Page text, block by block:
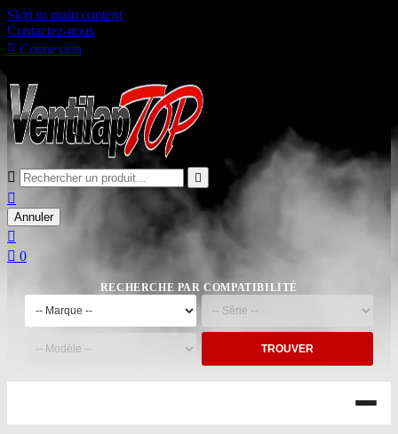
Skip to main content
Contactez-nous
 Connexion
 

Annuler

 0
RECHERCHE PAR COMPATIBILITÉ
TROUVER